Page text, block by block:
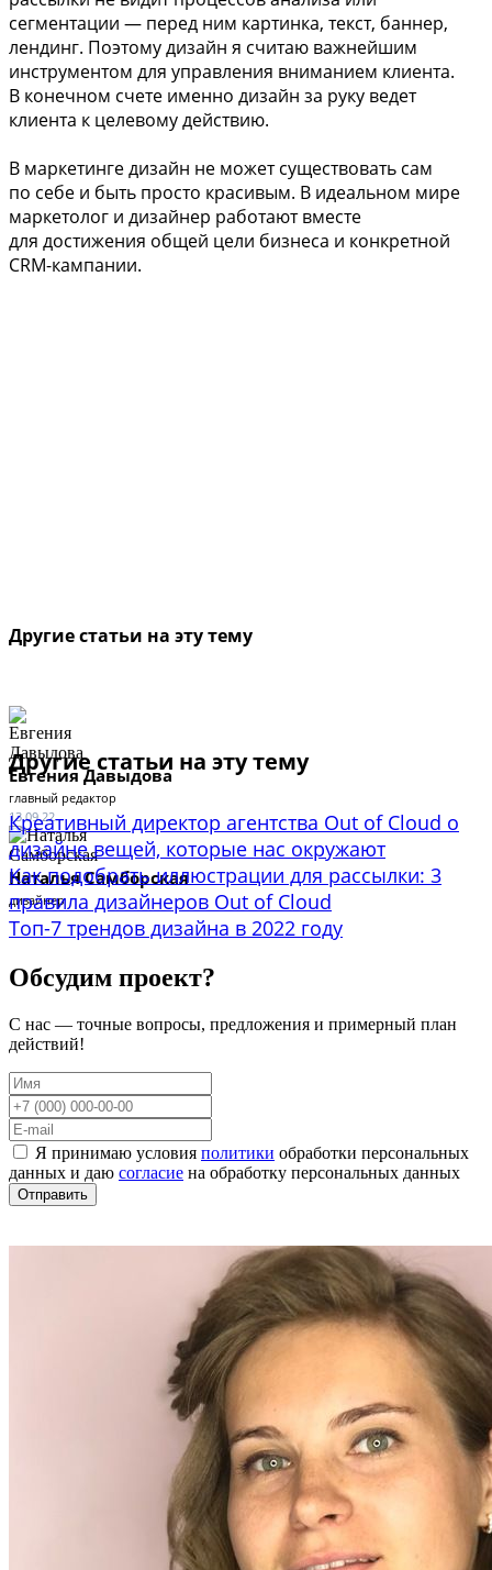
сегментации — перед ним картинка, текст, баннер,
лендинг. Поэтому дизайн я считаю важнейшим
инструментом для управления вниманием клиента.
В конечном счете именно дизайн за руку ведет
клиента к целевому действию.
В маркетинге дизайн не может существовать сам
по себе и быть просто красивым. В идеальном мире
маркетолог и дизайнер работают вместе
для достижения общей цели бизнеса и конкретной
CRM-кампании.
Евгения Давыдова
главный редактор
13.09.22
Наталья Самборская
дизайнер
Другие статьи на эту тему
Другие статьи на эту тему
Креативный директор агентства Out of Cloud о
дизайне вещей, которые нас окружают
Как подобрать иллюстрации для рассылки: 3
правила дизайнеров Out of Cloud
Топ-7 трендов дизайна в 2022 году
Обсудим проект?
С нас — точные вопросы, предложения и примерный план
действий!
Я принимаю условия политики обработки персональных
данных и даю согласие на обработку персональных данных
Отправить